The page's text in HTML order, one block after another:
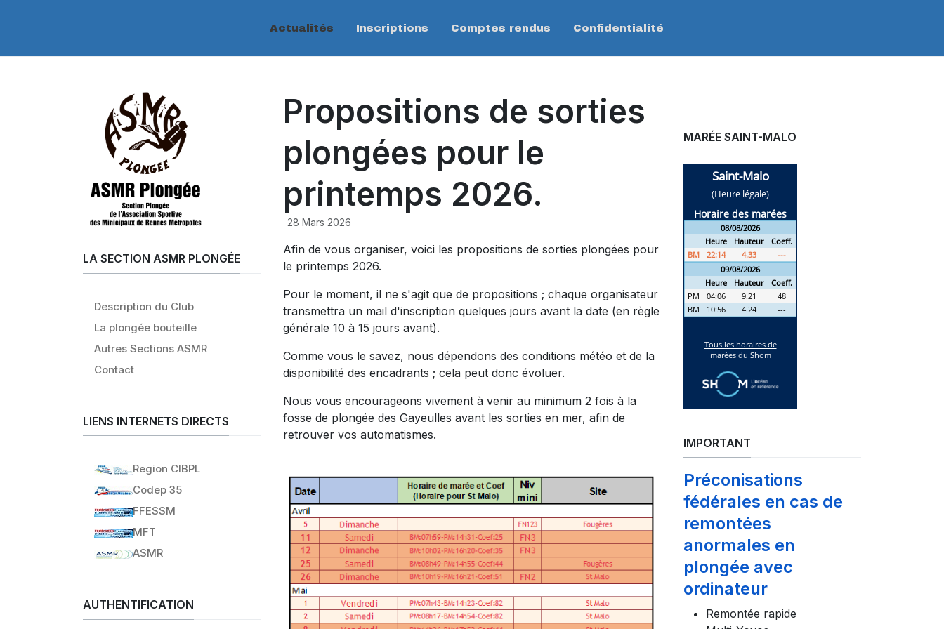
Actualités Inscriptions Comptes rendus Confidentialité
Propositions de sorties
plongées pour le
printemps 2026.
28 Mars 2026
Afin de vous organiser, voici les propositions de sorties plongées pour
le printemps 2026.
Pour le moment, il ne s'agit que de propositions ; chaque organisateur
transmettra un mail d'inscription quelques jours avant la date (en règle
générale 10 à 15 jours avant).
Comme vous le savez, nous dépendons des conditions météo et de la
disponibilité des encadrants ; cela peut donc évoluer.
Nous vous encourageons vivement à venir au minimum 2 fois à la
fosse de plongée des Gayeulles avant les sorties en mer, afin de
retrouver vos automatismes.
LA SECTION ASMR PLONGÉE
Description du Club
La plongée bouteille
Autres Sections ASMR
Contact
LIENS INTERNETS DIRECTS
Region CIBPL
Codep 35
FFESSM
MFT
ASMR
AUTHENTIFICATION
MARÉE SAINT-MALO
IMPORTANT
Préconisations
fédérales en cas de
remontées
anormales en
plongée avec
ordinateur
Remontée rapide